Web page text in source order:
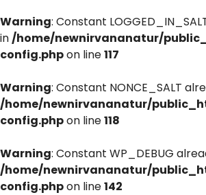
Warning: Constant
in/home/newnirvananatur/
config.phpon line117
Warning: Constant NONCE_SALT
/home/newnirvananatur/
config.phpon line118
Warning: Constant WP_DEBUG
/home/newnirvananatur/
config.phpon line142